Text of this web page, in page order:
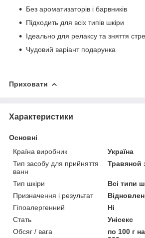
Без ароматизаторів і барвників
Підходить для всіх типів шкіри
Ідеально для релаксу та зняття
Чудовий варіант подарунка
Приховати
Характеристики
Основні
Країна виробник
Україна
Тип засобу для прийняття
ванн
Травяной
Тип шкіри
Всі типи
Призначення і результат
Гіпоалергенний
Ні
Стать
Унісекс
Обсяг / вага
по 100 г